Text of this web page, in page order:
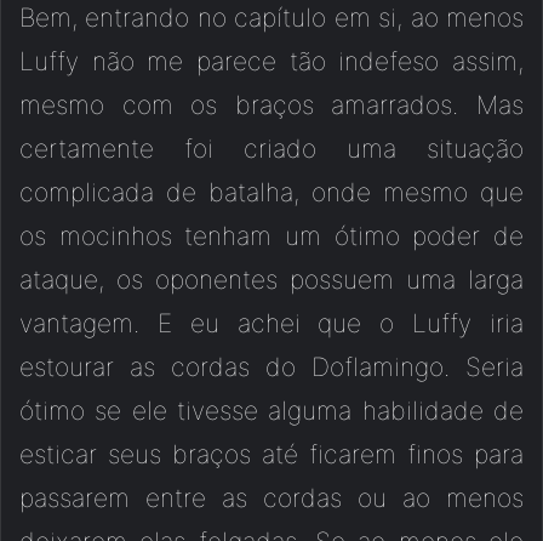
Bem, entrando no capítulo em si, ao menos
Luffy não me parece tão indefeso assim,
mesmo com os braços amarrados. Mas
certamente foi criado uma situação
complicada de batalha, onde mesmo que
os mocinhos tenham um ótimo poder de
ataque, os oponentes possuem uma larga
vantagem. E eu achei que o Luffy iria
estourar as cordas do Doflamingo. Seria
ótimo se ele tivesse alguma habilidade de
esticar seus braços até ficarem finos para
passarem entre as cordas ou ao menos